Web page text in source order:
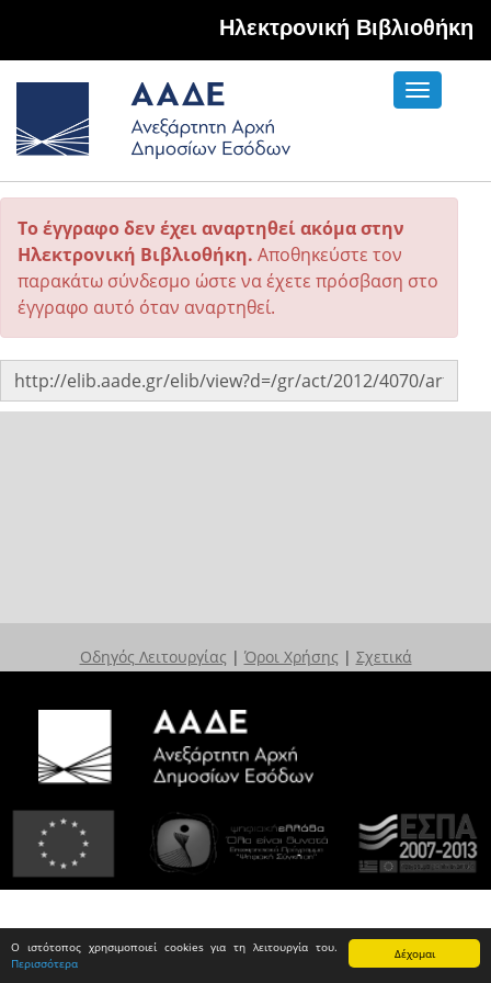
Δέχομαι
Ο ιστότοπος χρησιμοποιεί cookies για τη λειτουργία του.
Περισσότερα
Hλεκτρονική Βιβλιοθήκη
Toggle
Το έγγραφο δεν έχει αναρτηθεί ακόμα στην
Ηλεκτρονική Βιβλιοθήκη. Αποθηκεύστε τον
παρακάτω σύνδεσμο ώστε να έχετε πρόσβαση στο
έγγραφο αυτό όταν αναρτηθεί.
Οδηγός Λειτουργίας | Όροι Χρήσης | Σχετικά